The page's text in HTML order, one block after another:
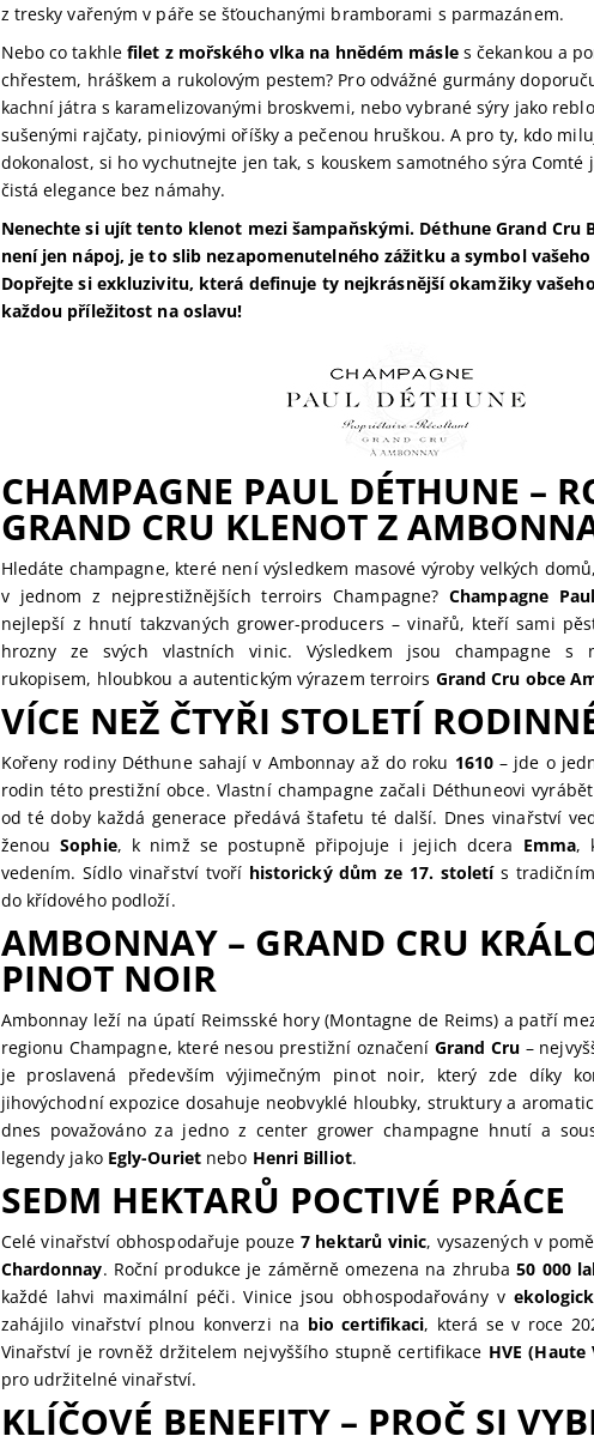
z tresky vařeným v páře se šťouchanými bramborami s parmazánem.
Nebo co takhlefilet z mořského vlka na hnědém másles čekankou a
chřestem, hráškem a rukolovým pestem? Pro odvážné gurmány
kachní játra s karamelizovanými broskvemi, nebo vybrané sýry jako
sušenými rajčaty, piniovými oříšky a pečenou hruškou. A pro ty, kdo
dokonalost, si ho vychutnejte jen tak, s kouskem samotného sýra Comté
čistá elegance bez námahy.
Nenechte si ujít tento klenot mezi šampaňskými. Déthune Grand Cru
není jen nápoj, je to slib nezapomenutelného zážitku a symbol
Dopřejte si exkluzivitu, která definuje ty nejkrásnější okamžiky
každou příležitost na oslavu!
CHAMPAGNE PAUL DÉTHUNE –
GRAND CRU KLENOT Z
Hledáte champagne, které není výsledkem masové výroby velkých
v jednom z nejprestižnějších terroirs Champagne?Champagne
nejlepší z hnutí takzvaných grower-producers – vinařů, kteří sami
hrozny ze svých vlastních vinic. Výsledkem jsou champagne s
rukopisem, hloubkou a autentickým výrazem terroirs Grand Cru obce
VÍCE NEŽ ČTYŘI STOLETÍ
Kořeny rodiny Déthune sahají v Ambonnay až do roku 1610– jde o
rodin této prestižní obce. Vlastní champagne začali Déthuneovi
od té doby každá generace předává štafetu té další. Dnes vinařství
ženouSophie, k nimž se postupně připojuje i jejich dcera Emma,
vedením. Sídlo vinařství tvoří historický dům ze 17. stoletís
do křídového podloží.
AMBONNAY – GRAND CRU
PINOT NOIR
Ambonnay leží na úpatí Reimsské hory (Montagne de Reims) a patří
regionu Champagne, které nesou prestižní označení Grand Cru –
je proslavená především výjimečným pinot noir, který zde díky
jihovýchodní expozice dosahuje neobvyklé hloubky, struktury a
dnes považováno za jedno z center grower champagne hnutí a
legendy jako Egly-Ourietnebo Henri Billiot.
SEDM HEKTARŮ POCTIVÉ PRÁCE
Celé vinařství obhospodařuje pouze 7 hektarů vinic, vysazených v
Chardonnay. Roční produkce je záměrně omezena na zhruba50 000
každé lahvi maximální péči. Vinice jsou obhospodařovány v
zahájilo vinařství plnou konverzi na bio certifikaci, která se v roce
Vinařství je rovněž držitelem nejvyššího stupně certifikace HVE
pro udržitelné vinařství.
KLÍČOVÉ BENEFITY – PROČ SI